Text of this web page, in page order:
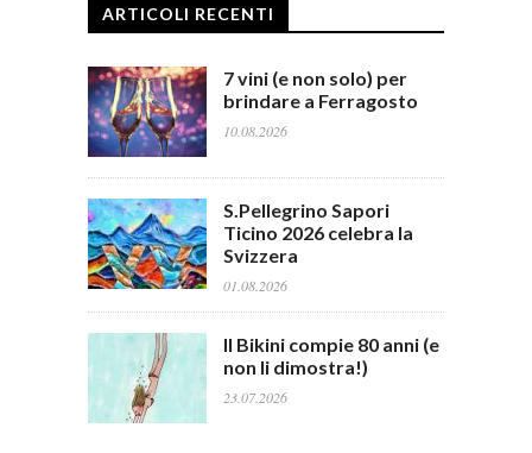
ARTICOLI RECENTI
7 vini (e non solo) per
brindare a Ferragosto
10.08.2026
S.Pellegrino Sapori
Ticino 2026 celebra la
Svizzera
01.08.2026
Il Bikini compie 80 anni (e
non li dimostra!)
23.07.2026